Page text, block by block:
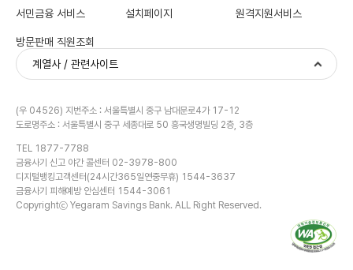
서민금융 서비스 설치페이지 원격지원서비스
방문판매 직원조회
계열사 / 관련사이트
(우 04526) 지번주소 : 서울특별시 중구 남대문로4가 17-12
도로명주소 : 서울특별시 중구 세종대로 50 흥국생명빌딩 2층, 3층
TEL 1877-7788
금융사기 신고 야간 콜센터 02-3978-800
디지털뱅킹고객센터(24시간365일연중무휴) 1544-3637
금융사기 피해예방 안심센터 1544-3061
Copyrightⓒ Yegaram Savings Bank. ALL Right Reserved.